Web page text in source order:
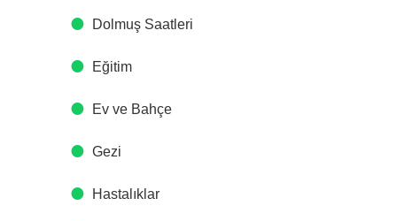
Dolmuş Saatleri
Eğitim
Ev ve Bahçe
Gezi
Hastalıklar